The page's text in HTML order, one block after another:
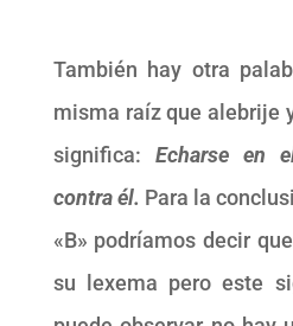
También hay otra
misma raíz que alebrije
significa: Echarse en
contra él. Para la
«B» podríamos decir
su lexema pero este